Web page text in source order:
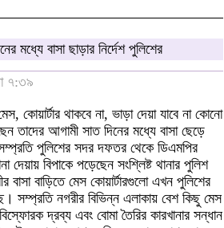
মধ্যে বাসা ছাড়ার নির্দেশ পুলিশের
৭:৩৯
কোয়ার্টার থাকবে না, ভাড়া দেয়া যাবে না কোনো
তাদের আগামী সাত দিনের মধ্যে বাসা ছেড়ে
সম্প্রতি পুলিশের সদর দফতর থেকে ডিএমপির
দেয়ায় বিপাকে পড়েছেন সংশ্লিষ্ট থানার পুলিশ
বাসা বাড়িতে মেস কোয়ার্টারগুলো এখন পুলিশের
সম্প্রতি নগরীর বিভিন্ন এলাকায় বেশ কিছু মেস
দ্রব্য এবং বোমা তৈরির কারখানার সন্ধান